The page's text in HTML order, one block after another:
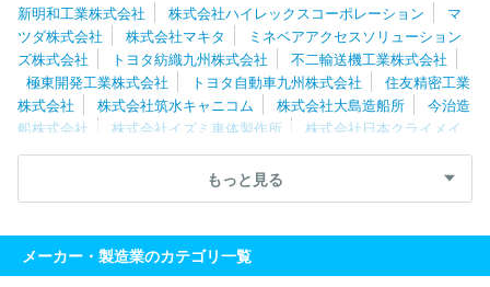
新明和工業株式会社 株式会社ハイレックスコーポレーション
マ
ツダ株式会社
株式会社マキタ
ミネベアアクセスソリューション
ズ株式会社
トヨタ紡織九州株式会社
不二輸送機工業株式会社
極東開発工業株式会社
トヨタ自動車九州株式会社
住友精密工業
株式会社
株式会社筑水キャニコム 株式会社大島造船所
今治造
船株式会社
株式会社イズミ車体製作所
株式会社日本クライメイ
トシステムズ
株式会社ベルソニカ
アイシン・エィ・ダブリュ株
ニデックモビリティ株式会社
オージーケー技研株式会社
トヨタ自動車株式会社
サカイサイクル株式会社
株式会社エフ・
シー・シー
ＮＳＫワーナー株式会社
もっと見る
メーカー・製造業のカテゴリ一覧